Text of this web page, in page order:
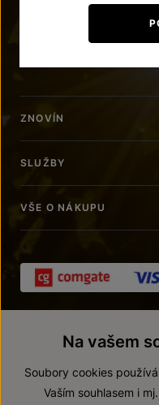
ZNOVÍN
SLUŽBY
VŠE O NÁKUPU
Na vašem
Soubory cookies
Vaším souhlasem i